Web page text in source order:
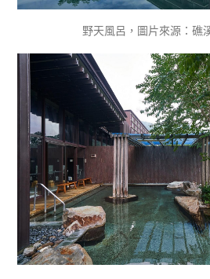
野天風呂，圖片來源：礁